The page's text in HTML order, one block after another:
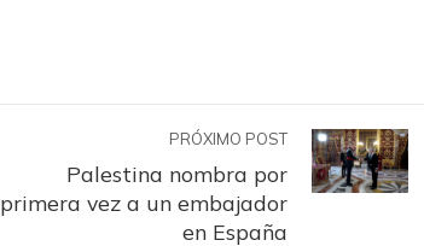
PRÓXIMO POST
Palestina nombra por
primera vez a un embajador
en España